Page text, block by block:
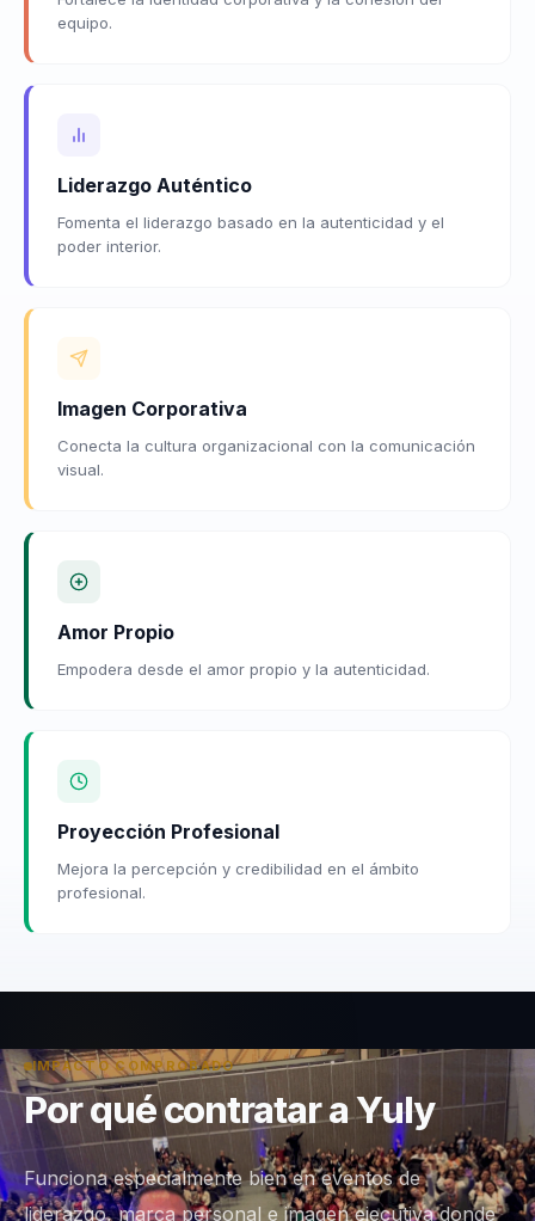
equipo.
Liderazgo Auténtico
Fomenta el liderazgo basado en la autenticidad y el
poder interior.
Imagen Corporativa
Conecta la cultura organizacional con la comunicación
visual.
Amor Propio
Empodera desde el amor propio y la autenticidad.
Proyección Profesional
Mejora la percepción y credibilidad en el ámbito
profesional.
IMPACTO COMPROBADO
Por qué contratar a Yuly
Funciona especialmente bien en eventos de
liderazgo, marca personal e imagen ejecutiva donde